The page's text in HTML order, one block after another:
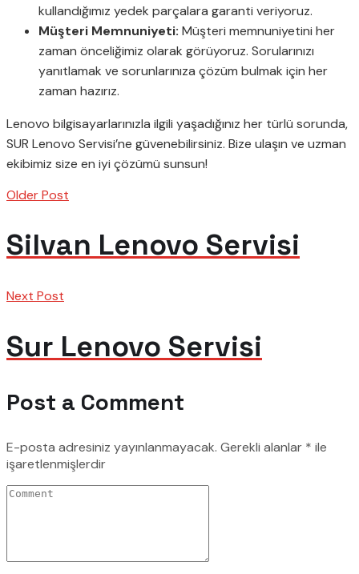
kullandığımız yedek parçalara garanti veriyoruz.
Müşteri Memnuniyeti: Müşteri memnuniyetini her
zaman önceliğimiz olarak görüyoruz. Sorularınızı
yanıtlamak ve sorunlarınıza çözüm bulmak için her
zaman hazırız.
Lenovo bilgisayarlarınızla ilgili yaşadığınız her türlü sorunda,
SUR Lenovo Servisi’ne güvenebilirsiniz. Bize ulaşın ve uzman
ekibimiz size en iyi çözümü sunsun!
Older Post
Silvan Lenovo Servisi
Next Post
Sur Lenovo Servisi
Post a Comment
E-posta adresiniz yayınlanmayacak. Gerekli alanlar * ile
işaretlenmişlerdir